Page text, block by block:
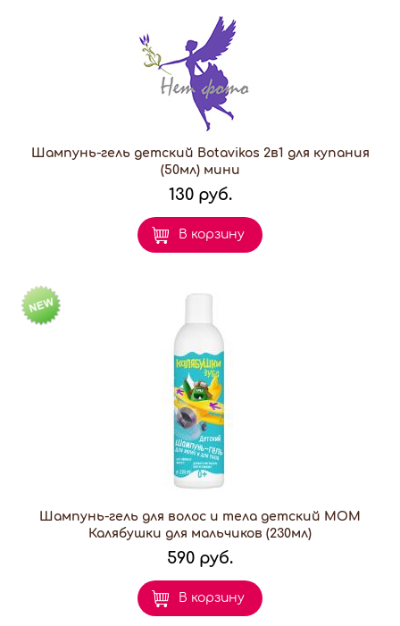
Шампунь-гель детский Botavikos 2в1 для купания
(50мл) мини
130 руб.
В корзину
Шампунь-гель для волос и тела детский МОМ
Калябушки для мальчиков (230мл)
590 руб.
В корзину